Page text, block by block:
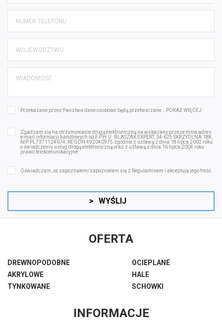
Przekazane przez Państwa dane osobowe będą przetwarzane... POKAŻ WIĘCEJ
Zgadzam się na otrzymywanie drogą elektroniczną na wskazany przeze mnie adres
e-mail informacji handlowych od F.P.H.U. BLASZAK EXPERT, 34-625 SKRZYDLNA 188,
NIP PL7371124674, REGON 492040975 zgodnie z ustawą z dnia 18 lipca 2002 roku
o świadczeniu usług drogą elektroniczną oraz z ustawą z dnia 16 lipca 2004 roku
prawo telekomunikacyjne.
Oświadczam, że zapoznałem/zapoznałam się z Regulaminem i akceptuję jego treść.
> WYŚLIJ
OFERTA
DREWNOPODOBNE
OCIEPLANE
AKRYLOWE
HALE
TYNKOWANE
SCHOWKI
INFORMACJE